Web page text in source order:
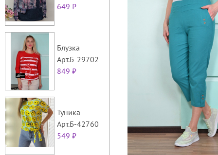
649 ₽
Блузка
Арт.Б-29702
849 ₽
Туника
Арт.Б-42760
549 ₽